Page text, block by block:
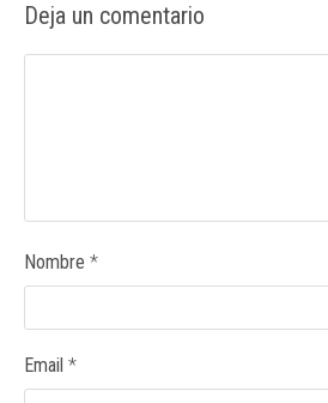
Deja un comentario
Nombre *
Email *